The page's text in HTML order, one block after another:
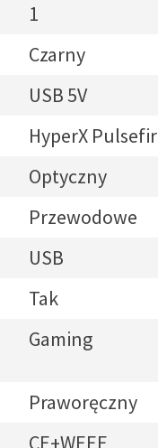
1
Czarny
USB 5V
HyperX
Optyczny
Przewodowe
USB
Tak
Gaming
Praworęczny
CE+WEEE